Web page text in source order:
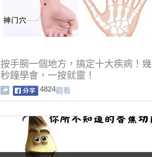
按手腕一個地方，搞定十大疾病！幾
秒鐘學會，一按就靈！
4824觀看